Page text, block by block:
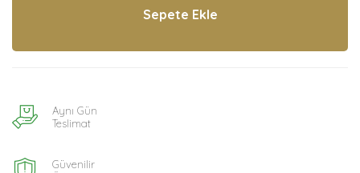
Aynı Gün
Teslimat
Güvenilir